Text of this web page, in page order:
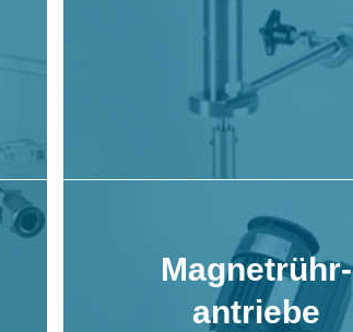
Magnetrühr-
antriebe